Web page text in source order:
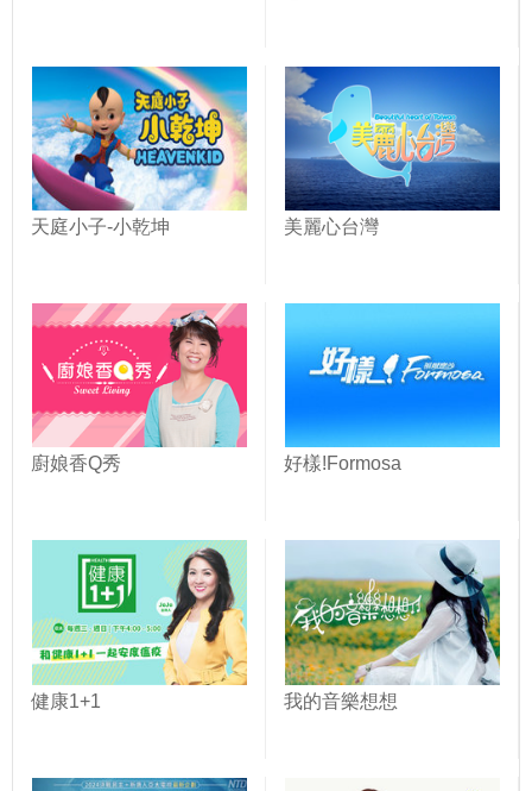
天庭小子-小乾坤 美麗心台灣
廚娘香Q秀 好樣!Formosa
健康1+1 我的音樂想想